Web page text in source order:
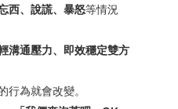
西、說謊、暴怒等情況
溝通壓力、即效穩定雙方
行為就會改變。